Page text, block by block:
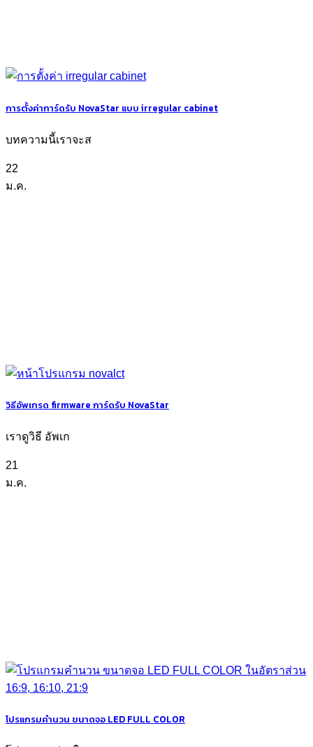
การตั้งค่าการ์ดรับ NovaStar แบบ irregular cabinet
บทความนี้เราจะส
22
ม.ค.
วิธีอัพเกรด firmware การ์ดรับ NovaStar
เราดูวิธี อัพเก
21
ม.ค.
โปรแกรมคำนวน ขนาดจอ LED FULL COLOR